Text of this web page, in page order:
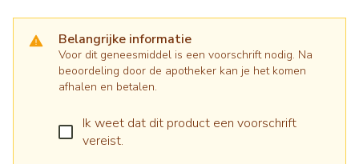
Belangrijke informatie
Voor dit geneesmiddel is een voorschrift nodig. Na
beoordeling door de apotheker kan je het komen
afhalen en betalen.
Ik weet dat dit product een voorschrift
vereist.